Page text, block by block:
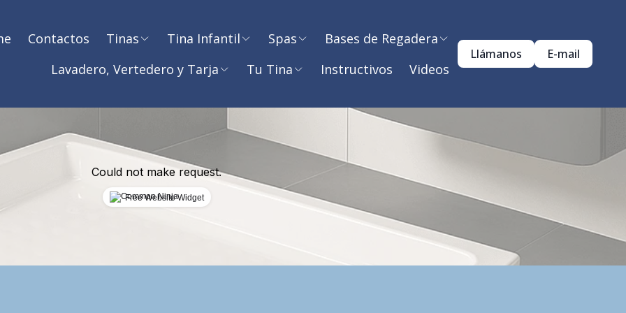
Contactos Tinas Tina Infantil Spas
Bases de Regadera
Lavadero, Vertedero y Tarja
Tu Tina Instructivos Videos
Llámanos E-mail
Could not make request.
Free Website Widget